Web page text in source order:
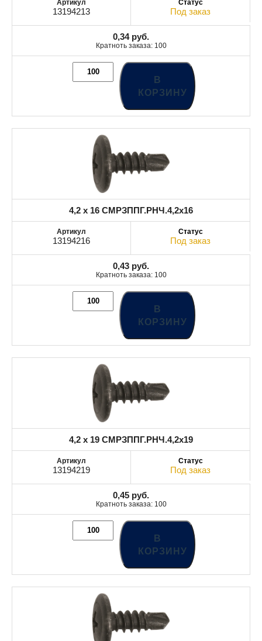
13194213 Под заказ
0,34 руб.
Кратноть заказа: 100
В
КОРЗИНУ
4,2 x 16 СМРЗППГ.РНЧ.4,2x16
13194216 Под заказ
0,43 руб.
Кратноть заказа: 100
В
КОРЗИНУ
4,2 x 19 СМРЗППГ.РНЧ.4,2x19
13194219 Под заказ
0,45 руб.
Кратноть заказа: 100
В
КОРЗИНУ